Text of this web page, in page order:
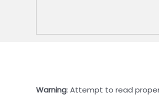
Warning: Attempt to read